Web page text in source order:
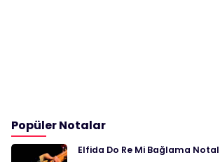
Popüler Notalar
Elfida Do Re Mi Bağlama